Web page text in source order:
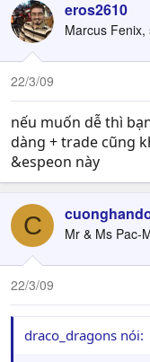
eros2610
Marcus
22/3/09
nếu muốn dễ thì
dàng + trade cũng
&espeon này
C Mr & Ms Pac-
22/3/09
draco_dragons nói: